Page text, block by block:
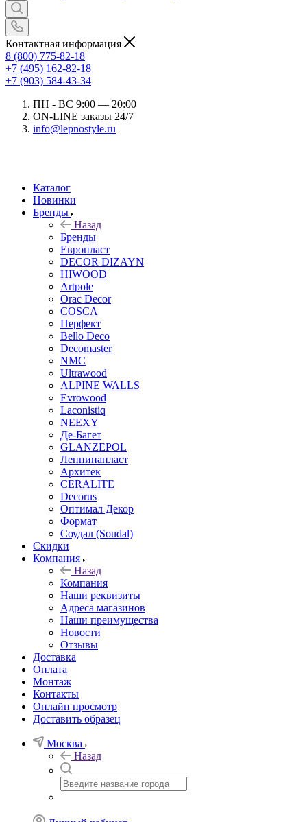
Контактная информация
8 (800) 775-82-18
+7 (495) 162-82-18
+7 (903) 584-43-34
ПН - ВС 9:00 — 20:00
ON-LINE заказы 24/7
info@lepnostyle.ru
Каталог
Новинки
Бренды
Назад
Бренды
Европласт
DECOR DIZAYN
HIWOOD
Artpole
Orac Decor
COSCA
Перфект
Bello Deco
Decomaster
NMС
Ultrawood
ALPINE WALLS
Evrowood
Laconistiq
NEEXY
Де-Багет
GLANZEPOL
Лепнинапласт
Архитек
CERALITE
Decorus
Оптимал Декор
Формат
Соудал (Soudal)
Скидки
Компания
Назад
Компания
Наши реквизиты
Адреса магазинов
Наши преимущества
Новости
Отзывы
Доставка
Оплата
Монтаж
Контакты
Онлайн просмотр
Доставить образец
Москва
Назад